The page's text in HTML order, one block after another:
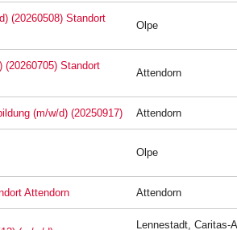
(20260508) Standort
Olpe
(20260705) Standort
Attendorn
(m/w/d) (20250917) Attendorn
Olpe
Attendorn Attendorn
Lennestadt, Caritas-